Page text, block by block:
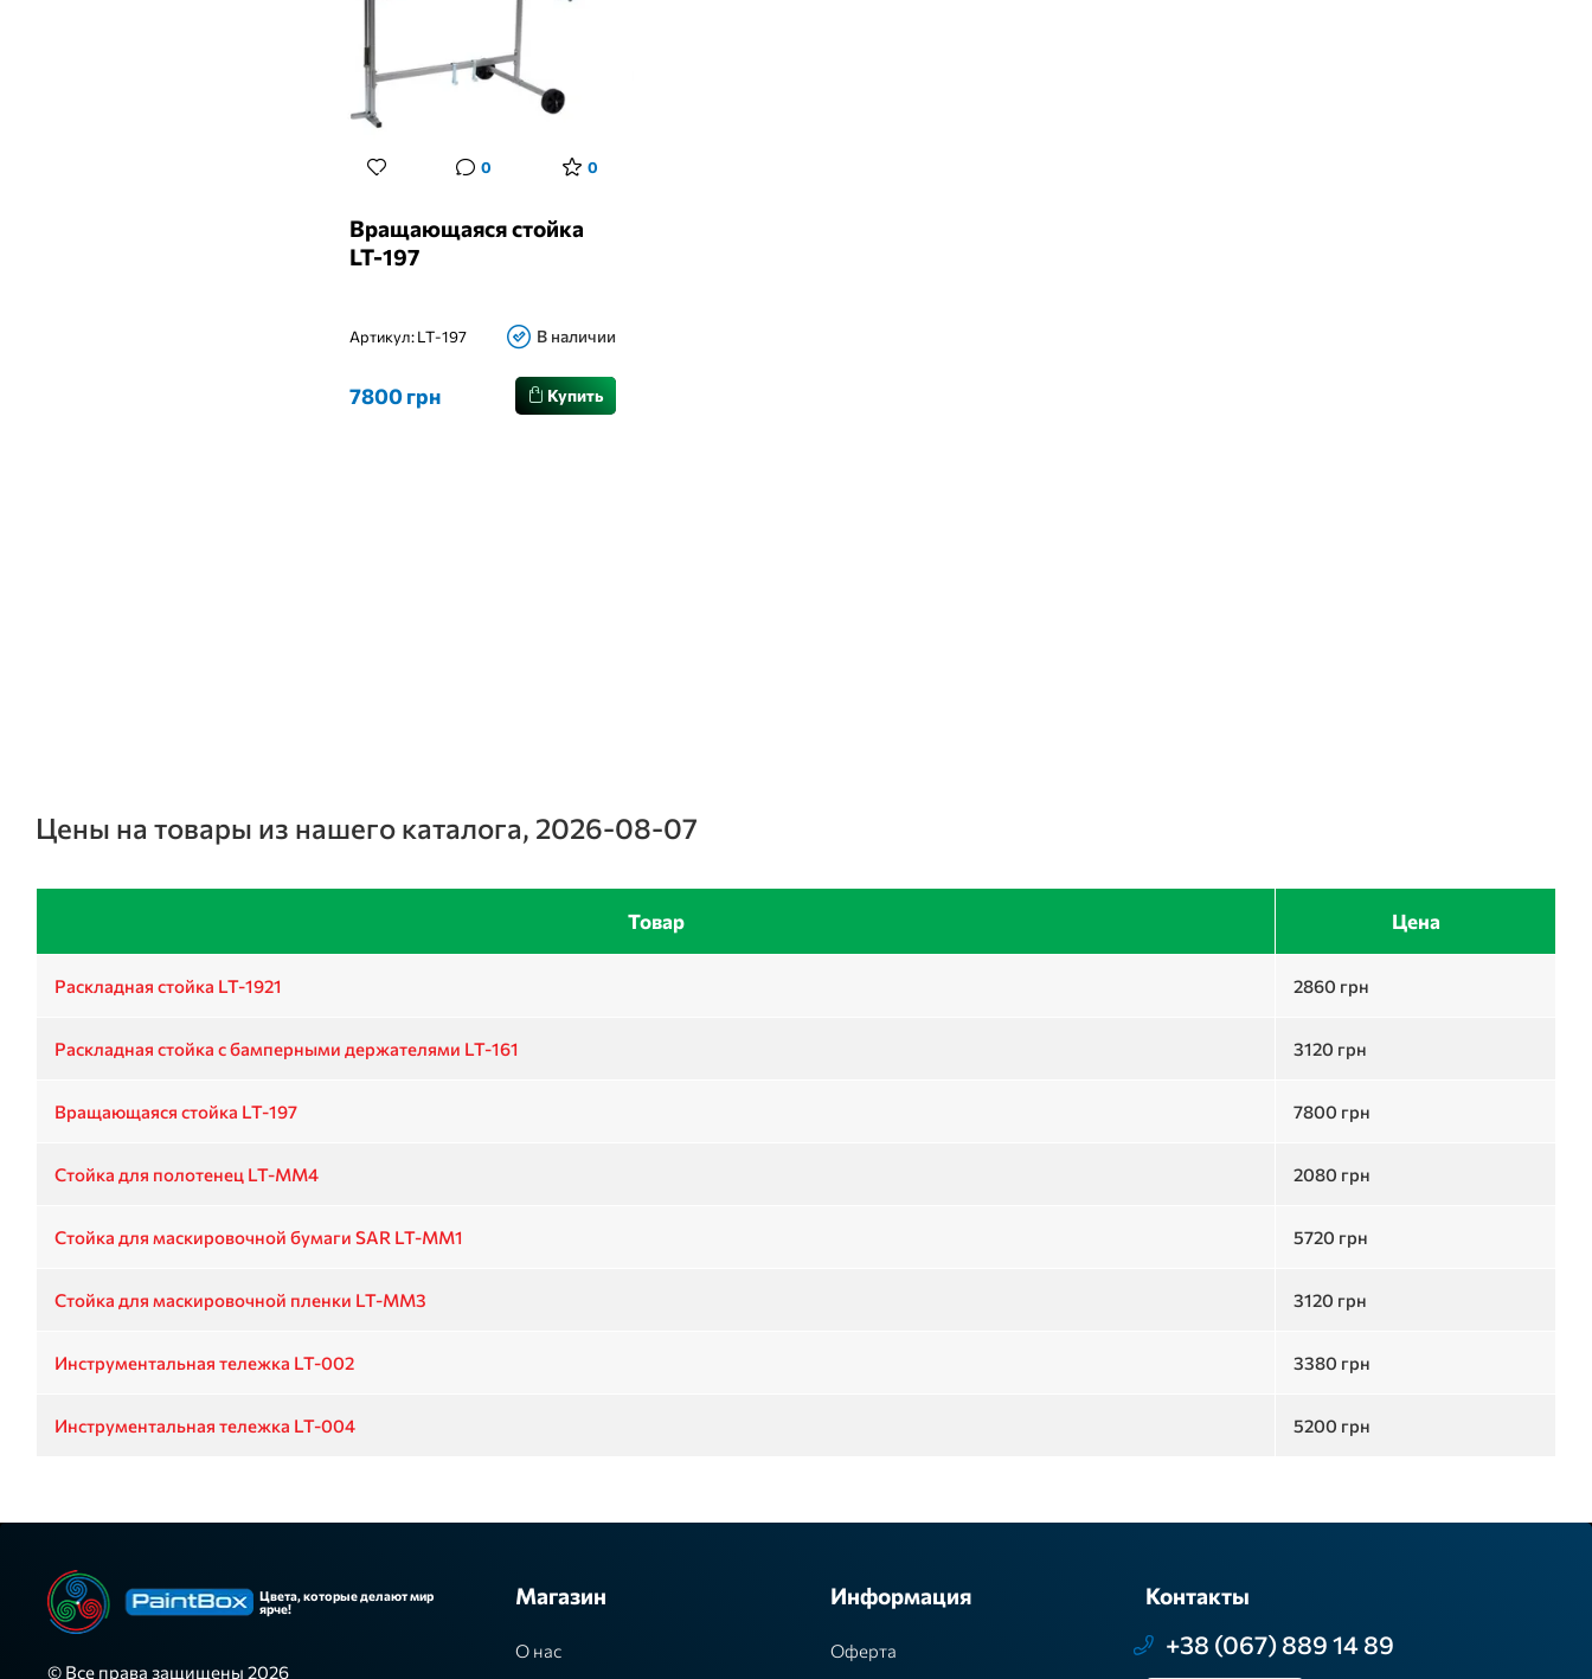
0 0
Вращающаяся стойка
LT-197
Артикул:LT-197 В наличии
7800 грн Купить
Цены на товары из нашего каталога, 2026-08-07
Товар Цена
Раскладная стойка LT-1921 2860 грн
Раскладная стойка с бамперными держателями LT-161 3120 грн
Вращающаяся стойка LT-197 7800 грн
Стойка для полотенец LT-MM4 2080 грн
Стойка для маскировочной бумаги SAR LT-MM1 5720 грн
Стойка для маскировочной пленки LT-MM3 3120 грн
Инструментальная тележка LT-002 3380 грн
Инструментальная тележка LT-004 5200 грн
Цвета, которые делают мир
ярче!
© Все права защищены 2026
Магазин
О нас
Информация
Оферта
Контакты
+38 (067) 889 14 89